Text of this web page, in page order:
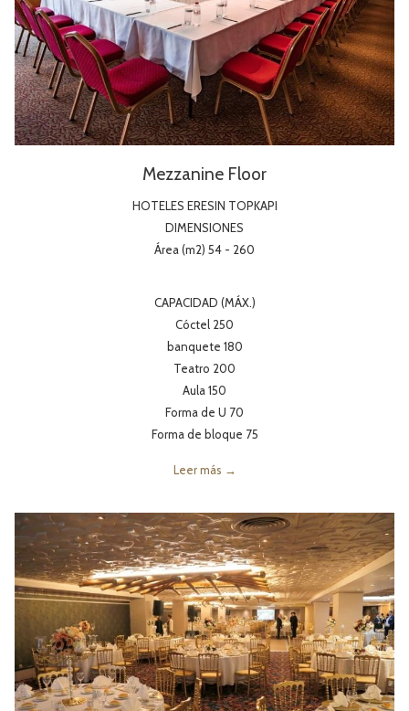
Mezzanine Floor
HOTELES ERESIN TOPKAPI
DIMENSIONES
Área (m2) 54 - 260
CAPACIDAD (MÁX.)
Cóctel 250
banquete 180
Teatro 200
Aula 150
Forma de U 70
Forma de bloque 75
Leer más